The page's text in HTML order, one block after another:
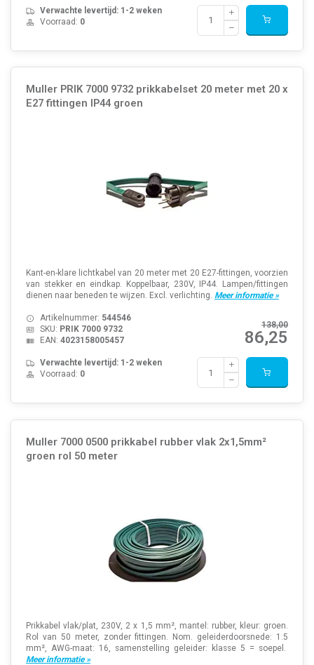
Verwachte levertijd: 1-2 weken
Voorraad: 0
Muller PRIK 7000 9732 prikkabelset 20 meter met 20 x
E27 fittingen IP44 groen
Kant-en-klare lichtkabel van 20 meter met 20 E27-fittingen, voorzien
van stekker en eindkap. Koppelbaar, 230V, IP44. Lampen/fittingen
dienen naar beneden te wijzen. Excl. verlichting. Meer informatie »
138,00
86,25
Artikelnummer: 544546
SKU: PRIK 7000 9732
EAN: 4023158005457
Verwachte levertijd: 1-2 weken
Voorraad: 0
Muller 7000 0500 prikkabel rubber vlak 2x1,5mm²
groen rol 50 meter
Prikkabel vlak/plat, 230V, 2 x 1,5 mm², mantel: rubber, kleur: groen.
Rol van 50 meter, zonder fittingen. Nom. geleiderdoorsnede: 1.5
mm², AWG-maat: 16, samenstelling geleider: klasse 5 = soepel.
Meer informatie »